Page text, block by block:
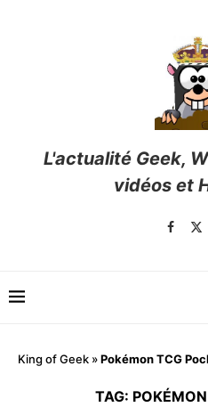
L'actualité Geek,
vidéos et
King of Geek »Pokémon TCG
TAG: